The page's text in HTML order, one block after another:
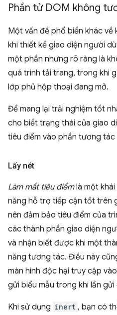
Phần tử DOM không
Một vấn đề phổ biến khác về
khi thiết kế giao diện người
một phần nhưng rõ ràng là
quá trình tải trang, trong khi
lớp phủ hộp thoại đang mở.
Để mang lại trải nghiệm tốt
cho biết trạng thái của giao
tiêu điểm vào phần tương
Lấy nét
Làm mất tiêu điểmlà một khái
năng hỗ trợ tiếp cận tốt trên
nên đảm bảo tiêu điểm của
các thành phần giao diện
và nhận biết được khi một
năng tương tác. Điều này
màn hình độc hại truy cập
gửi biểu mẫu trong khi lần
Khi sử dụng inert , bạn có